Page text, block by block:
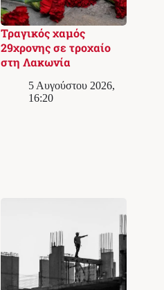
Τραγικός χαμός
29χρονης σε τροχαίο
στη Λακωνία
5 Αυγούστου 2026,
16:20